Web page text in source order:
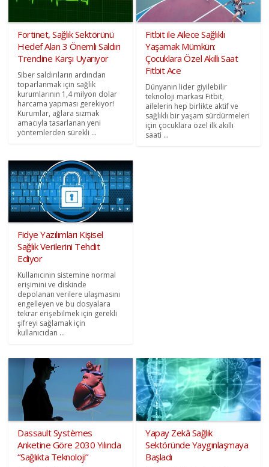
Fortinet, Sağlık Sektörünü
Hedef Alan 3 Önemli Saldırı
Trendine Karşı Uyarıyor
Siber saldırıların ardından
toparlanmak için sağlık
kurumlarının 1,4 milyon dolar
harcama yapması gerekiyor!
Kurumlar, ağlara sızmak
amacıyla tasarlanan yeni
yöntemlerden sürekli ...
Fitbit ile Ailece Sağlıklı
Yaşamak Mümkün:
Çocuklara Özel Akıllı Saat
Fitbit Ace
Dünyanın lider giyilebilir
teknoloji markası Fitbit,
ailelerin hep birlikte aktif ve
sağlıklı bir yaşam sürdürmeleri
için çocuklara özel ilk akıllı
saati ...
Fidye Yazılımları Kişisel
Sağlık Verilerini Tehdit
Ediyor
Kullanıcının sistemine normal
erişimini ve diskinde
depolanan verilere ulaşmasını
engelleyen ve bu dosyalara
tekrar erişebilmek için gerekli
şifreyi sağlamak için
kullanıcıdan ...
Dassault Systèmes
Anketine Göre 2030 Yılında
‘’Sağlıkta Teknoloji’’
Yapay Zekâ Sağlık
Sektöründe Yaygınlaşmaya
Başladı